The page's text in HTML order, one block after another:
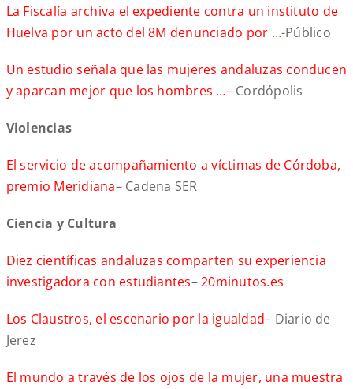
La Fiscalía archiva el expediente contra un instituto de
Huelva por un acto del 8M denunciado por …-Público
Un estudio señala que las mujeres andaluzas conducen
y aparcan mejor que los hombres …– Cordópolis
Violencias
El servicio de acompañamiento a víctimas de Córdoba,
premio Meridiana– Cadena SER
Ciencia y Cultura
Diez científicas andaluzas comparten su experiencia
investigadora con estudiantes–20minutos.es
Los Claustros, el escenario por la igualdad– Diario de
Jerez
El mundo a través de los ojos de la mujer, una muestra